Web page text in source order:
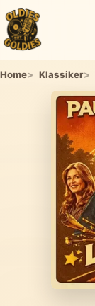
Home Klassiker